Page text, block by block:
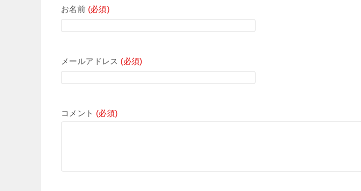
お名前 (必須)
メールアドレス (必須)
コメント (必須)